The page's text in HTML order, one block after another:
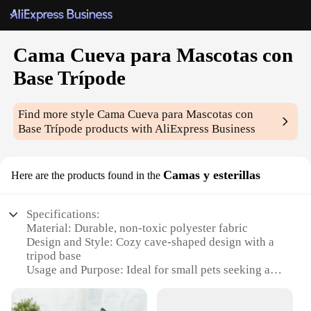
Cama Cueva para Mascotas con
Base Trípode
Find more styleCama Cueva para Mascotas con
Base Trípode products with AliExpress Business
Here are the products found in the Camas y esterillas
Specifications:
Material: Durable, non-toxic polyester fabric
Design and Style: Cozy cave-shaped design with a
tripod base
Usage and Purpose: Ideal for small pets seeking a
Performance and Property: Easy to clean and